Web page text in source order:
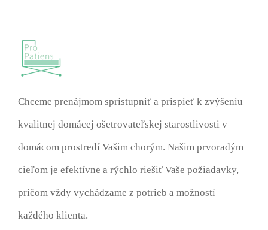
Chceme prenájmom sprístupniť a prispieť k zvýšeniu
kvalitnej domácej ošetrovateľskej starostlivosti v
domácom prostredí Vašim chorým. Našim prvoradým
cieľom je efektívne a rýchlo riešiť Vaše požiadavky,
pričom vždy vychádzame z potrieb a možností
každého klienta.